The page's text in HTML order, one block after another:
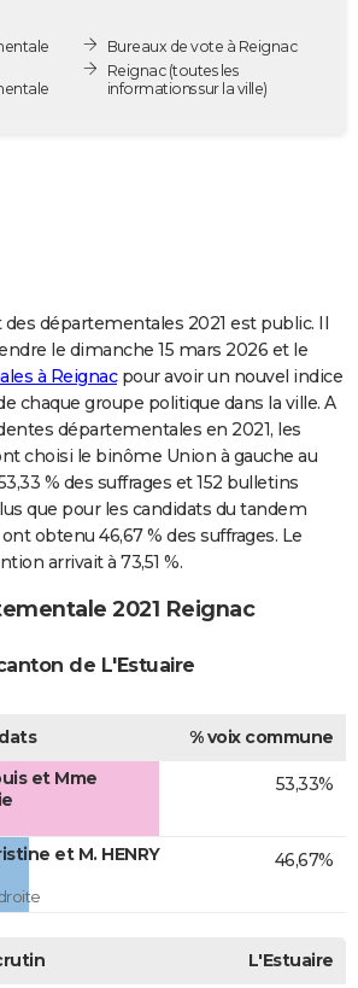
Bureaux de vote à Reignac
Reignac(toutes les
informations sur la ville)
des départementales 2021 est public. Il
le dimanche 15 mars 2026 et le
à Reignacpour avoir un nouvel indice
chaque groupe politique dans la ville. A
départementales en 2021, les
choisi le binôme Union à gauche au
% des suffrages et 152 bulletins
que pour les candidats du tandem
obtenu 46,67 % des suffrages. Le
arrivait à 73,51 %.
2021 Reignac
de L'Estuaire
% voix commune
et Mme
53,33%
et M. HENRY
46,67%
L'Estuaire